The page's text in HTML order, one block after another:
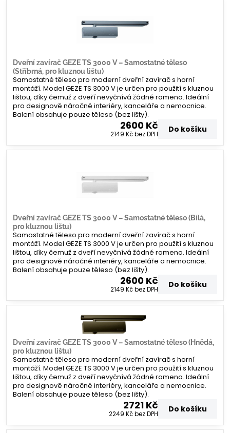
Dveřní zavírač GEZE TS 3000 V – Samostatné těleso
(Stříbrná, pro kluznou lištu)
Samostatné těleso pro moderní dveřní zavírač s horní
montáží. Model GEZE TS 3000 V je určen pro použití s kluznou
lištou, díky čemuž z dveří nevyčnívá žádné rameno. Ideální
pro designově náročné interiéry, kanceláře a nemocnice.
Balení obsahuje pouze těleso (bez lišty).
2600 Kč
2149 Kčbez DPH Do košíku
Dveřní zavírač GEZE TS 3000 V – Samostatné těleso (Bílá,
pro kluznou lištu)
Samostatné těleso pro moderní dveřní zavírač s horní
montáží. Model GEZE TS 3000 V je určen pro použití s kluznou
lištou, díky čemuž z dveří nevyčnívá žádné rameno. Ideální
pro designově náročné interiéry, kanceláře a nemocnice.
Balení obsahuje pouze těleso (bez lišty).
2600 Kč
2149 Kčbez DPH Do košíku
Dveřní zavírač GEZE TS 3000 V – Samostatné těleso (Hnědá,
pro kluznou lištu)
Samostatné těleso pro moderní dveřní zavírač s horní
montáží. Model GEZE TS 3000 V je určen pro použití s kluznou
lištou, díky čemuž z dveří nevyčnívá žádné rameno. Ideální
pro designově náročné interiéry, kanceláře a nemocnice.
Balení obsahuje pouze těleso (bez lišty).
2721 Kč
2249 Kčbez DPH Do košíku